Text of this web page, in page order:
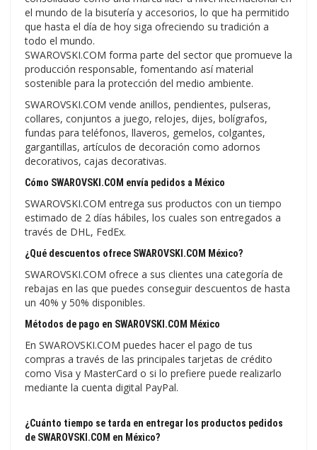
el mundo de la bisutería y accesorios, lo que ha permitido
que hasta el día de hoy siga ofreciendo su tradición a
todo el mundo.
SWAROVSKI.COM forma parte del sector que promueve la
producción responsable, fomentando así material
sostenible para la protección del medio ambiente.
SWAROVSKI.COM vende anillos, pendientes, pulseras,
collares, conjuntos a juego, relojes, dijes, bolígrafos,
fundas para teléfonos, llaveros, gemelos, colgantes,
gargantillas, artículos de decoración como adornos
decorativos, cajas decorativas.
Cómo SWAROVSKI.COM envía pedidos a México
SWAROVSKI.COM entrega sus productos con un tiempo
estimado de 2 días hábiles, los cuales son entregados a
través de DHL, FedEx.
¿Qué descuentos ofrece SWAROVSKI.COM México?
SWAROVSKI.COM ofrece a sus clientes una categoría de
rebajas en las que puedes conseguir descuentos de hasta
un 40% y 50% disponibles.
Métodos de pago en SWAROVSKI.COM México
En SWAROVSKI.COM puedes hacer el pago de tus
compras a través de las principales tarjetas de crédito
como Visa y MasterCard o si lo prefiere puede realizarlo
mediante la cuenta digital PayPal.
¿Cuánto tiempo se tarda en entregar los productos pedidos
de SWAROVSKI.COM en México?